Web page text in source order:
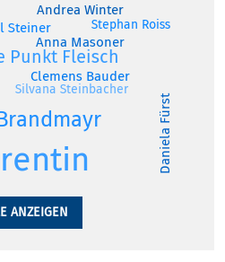
Punkt Fleisch
Andrea Winter
Anna Masoner
Clemens Bauder
Daniela Fürst
Steiner
Silvana Steinbacher
Stephan Roiss
ANZEIGEN